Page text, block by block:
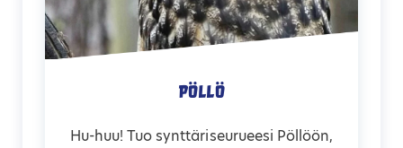
Pöllö
Hu-huu! Tuo synttäriseurueesi Pöllöön,